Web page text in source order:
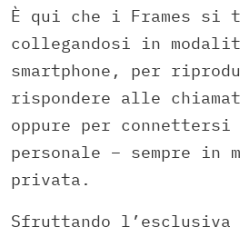
È qui che i Frames si
collegandosi in
smartphone, per
rispondere alle
oppure per
personale – sempre in
privata.
Sfruttando l’esclusiva